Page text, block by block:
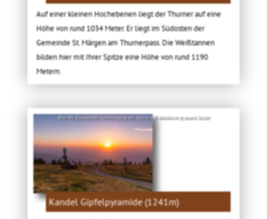
Auf einer kleinen Hochebenen liegt der Thurner auf eine
Höhe von rund 1034 Meter. Er liegt im Südosten der
Gemeinde St. Märgen am Thurnerpass. Die Weißtannen
bilden hier mit Ihrer Spitze eine Höhe von rund 1190
Metern.
Bild: Mit freundlicher Genehmigung der Tourist-Info Waldkirch © Jasmin Seidel
Kandel Gipfelpyramide (1241m)